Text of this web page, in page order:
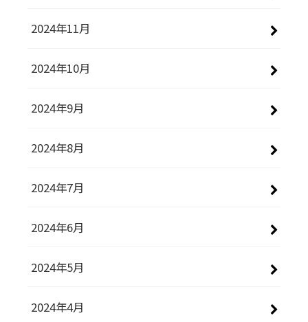
2024年11月
2024年10月
2024年9月
2024年8月
2024年7月
2024年6月
2024年5月
2024年4月